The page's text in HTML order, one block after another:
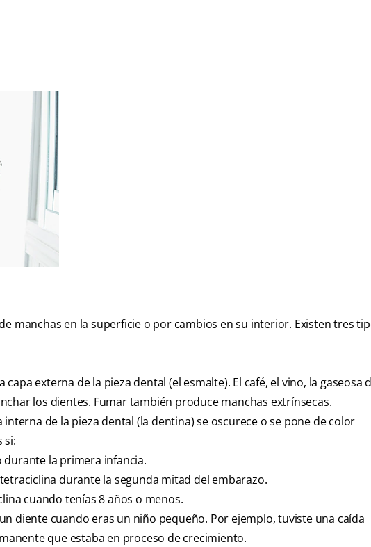
manchas en la superficie o por cambios en su interior. Existen tres
externa de la pieza dental (el esmalte). El café, el vino, la gaseosa
los dientes. Fumar también produce manchas extrínsecas.
de la pieza dental (la dentina) se oscurece o se pone de color
si:
la primera infancia.
durante la segunda mitad del embarazo.
cuando tenías 8 años o menos.
diente cuando eras un niño pequeño. Por ejemplo, tuviste una caída
que estaba en proceso de crecimiento.